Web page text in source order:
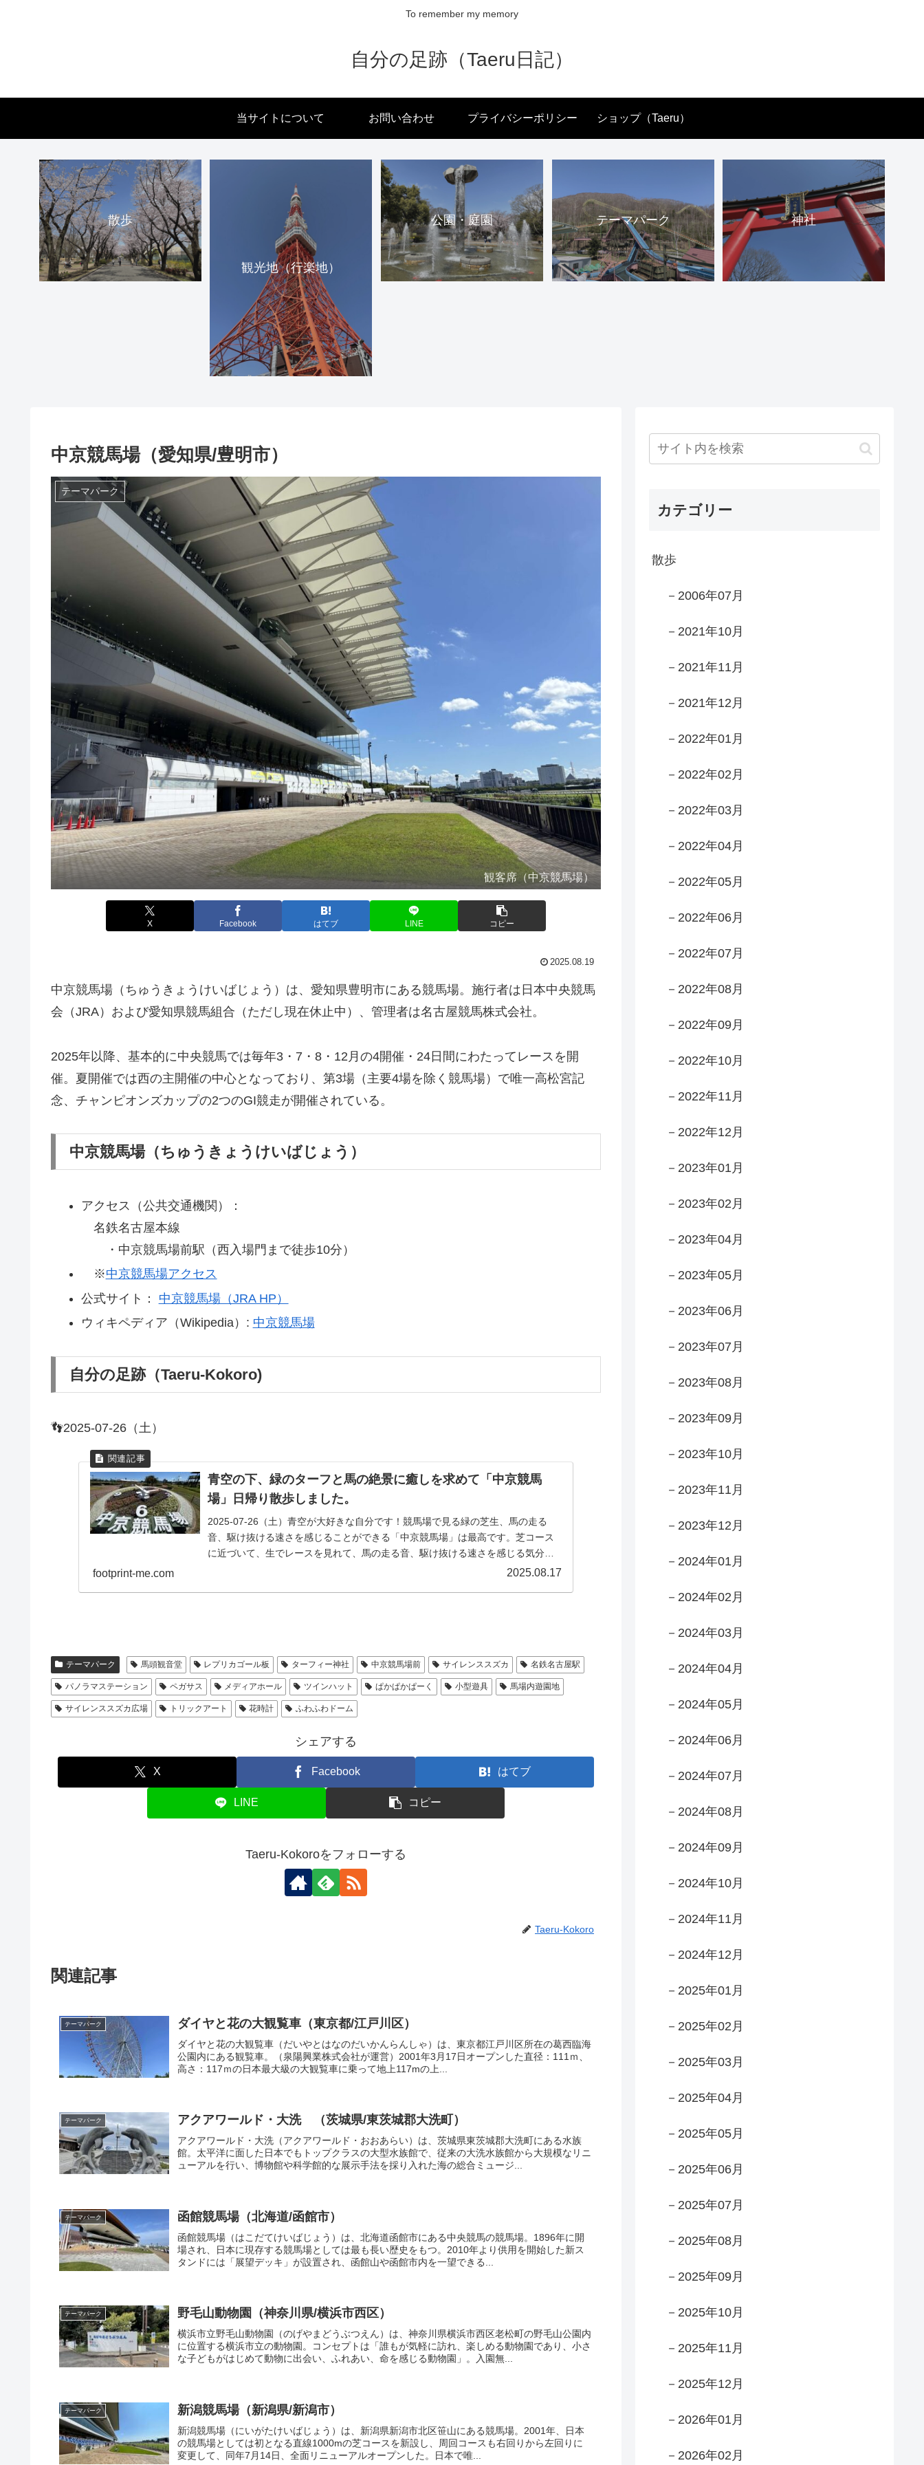
To remember my memory
自分の足跡（Taeru日記）
当サイトについて お問い合わせ プライバシーポリシー ショップ（Taeru）
散歩
観光地（行楽地）
公園・庭園 テーマパーク 神社
中京競馬場（愛知県/豊明市）
テーマパーク
観客席（中京競馬場）
X Facebook はてブ LINE コピー
2025.08.19
中京競馬場（ちゅうきょうけいばじょう）は、愛知県豊明市にある競馬場。施行者は日本中央競馬
会（JRA）および愛知県競馬組合（ただし現在休止中）、管理者は名古屋競馬株式会社。
2025年以降、基本的に中央競馬では毎年3・7・8・12月の4開催・24日間にわたってレースを開
催。夏開催では西の主開催の中心となっており、第3場（主要4場を除く競馬場）で唯一高松宮記
念、チャンピオンズカップの2つのGI競走が開催されている。
中京競馬場（ちゅうきょうけいばじょう）
アクセス（公共交通機関）：
名鉄名古屋本線
・中京競馬場前駅（西入場門まで徒歩10分）
※中京競馬場アクセス
公式サイト： 中京競馬場（JRA HP）
ウィキペディア（Wikipedia）: 中京競馬場
自分の足跡（Taeru-Kokoro)
👣2025-07-26（土）
青空の下、緑のターフと馬の絶景に癒しを求めて「中京競馬
場」日帰り散歩しました。
2025-07-26（土）青空が大好きな自分です！競馬場で見る緑の芝生、馬の走る
音、駆け抜ける速さを感じることができる「中京競馬場」は最高です。芝コース
に近づいて、生でレースを見れて、馬の走る音、駆け抜ける速さを感じる気分は
footprint-me.com 2025.08.17
テーマパーク 馬頭観音堂 レプリカゴール板 ターフィー神社 中京競馬場前 サイレンススズカ 名鉄名古屋駅
パノラマステーション ペガサス メディアホール ツインハット ぱかぱかぱーく 小型遊具 馬場内遊園地
サイレンススズカ広場 トリックアート 花時計 ふわふわドーム
シェアする
X Facebook はてブ
LINE コピー
Taeru-Kokoroをフォローする
Taeru-Kokoro
関連記事
テーマパーク ダイヤと花の大観覧車（東京都/江戸川区）
ダイヤと花の大観覧車（だいやとはなのだいかんらんしゃ）は、東京都江戸川区所在の葛西臨海
公園内にある観覧車。（泉陽興業株式会社が運営）2001年3月17日オープンした直径：111ｍ、
高さ：117ｍの日本最大級の大観覧車に乗って地上117mの上...
テーマパーク アクアワールド・大洗 （茨城県/東茨城郡大洗町）
アクアワールド・大洗（アクアワールド・おおあらい）は、茨城県東茨城郡大洗町にある水族
館。太平洋に面した日本でもトップクラスの大型水族館で、従来の大洗水族館から大規模なリニ
ューアルを行い、博物館や科学館的な展示手法を採り入れた海の総合ミュージ...
テーマパーク 函館競馬場（北海道/函館市）
函館競馬場（はこだてけいばじょう）は、北海道函館市にある中央競馬の競馬場。1896年に開
場され、日本に現存する競馬場としては最も長い歴史をもつ。2010年より供用を開始した新ス
タンドには「展望デッキ」が設置され、函館山や函館市内を一望できる...
テーマパーク 野毛山動物園（神奈川県/横浜市西区）
横浜市立野毛山動物園（のげやまどうぶつえん）は、神奈川県横浜市西区老松町の野毛山公園内
に位置する横浜市立の動物園。コンセプトは「誰もが気軽に訪れ、楽しめる動物園であり、小さ
な子どもがはじめて動物に出会い、ふれあい、命を感じる動物園」。入園無...
テーマパーク 新潟競馬場（新潟県/新潟市）
新潟競馬場（にいがたけいばじょう）は、新潟県新潟市北区笹山にある競馬場。2001年、日本
の競馬場としては初となる直線1000mの芝コースを新設し、周回コースも右回りから左回りに
変更して、同年7月14日、全面リニューアルオープンした。日本で唯...
カテゴリー
散歩
－2006年07月
－2021年10月
－2021年11月
－2021年12月
－2022年01月
－2022年02月
－2022年03月
－2022年04月
－2022年05月
－2022年06月
－2022年07月
－2022年08月
－2022年09月
－2022年10月
－2022年11月
－2022年12月
－2023年01月
－2023年02月
－2023年04月
－2023年05月
－2023年06月
－2023年07月
－2023年08月
－2023年09月
－2023年10月
－2023年11月
－2023年12月
－2024年01月
－2024年02月
－2024年03月
－2024年04月
－2024年05月
－2024年06月
－2024年07月
－2024年08月
－2024年09月
－2024年10月
－2024年11月
－2024年12月
－2025年01月
－2025年02月
－2025年03月
－2025年04月
－2025年05月
－2025年06月
－2025年07月
－2025年08月
－2025年09月
－2025年10月
－2025年11月
－2025年12月
－2026年01月
－2026年02月